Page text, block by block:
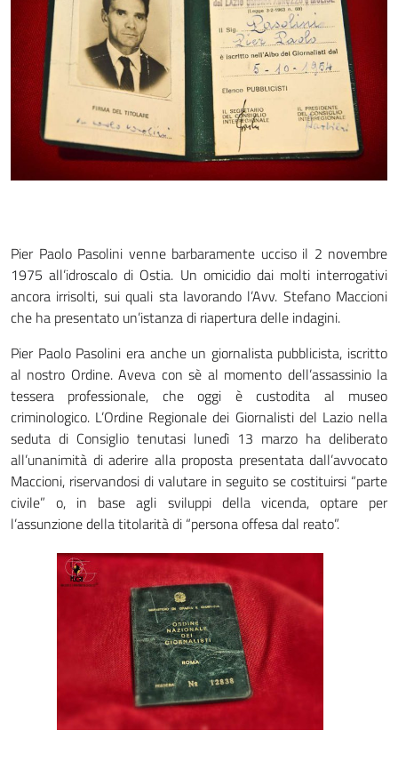
Pier Paolo Pasolini venne barbaramente ucciso il 2 novembre
1975 all’idroscalo di Ostia. Un omicidio dai molti interrogativi
ancora irrisolti, sui quali sta lavorando l’Avv. Stefano Maccioni
che ha presentato un’istanza di riapertura delle indagini.
Pier Paolo Pasolini era anche un giornalista pubblicista, iscritto
al nostro Ordine. Aveva con sè al momento dell’assassinio la
tessera professionale, che oggi è custodita al museo
criminologico. L’Ordine Regionale dei Giornalisti del Lazio nella
seduta di Consiglio tenutasi lunedì 13 marzo ha deliberato
all’unanimità di aderire alla proposta presentata dall’avvocato
Maccioni, riservandosi di valutare in seguito se costituirsi “parte
civile” o, in base agli sviluppi della vicenda, optare per
l’assunzione della titolarità di “persona offesa dal reato”.